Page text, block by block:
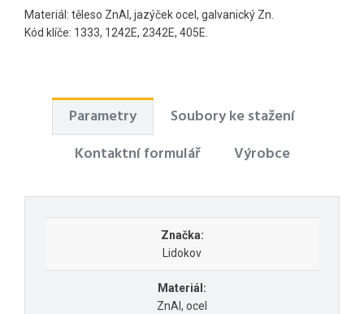
Materiál: těleso ZnAl, jazýček ocel, galvanický Zn.
Kód klíče: 1333, 1242E, 2342E, 405E.
Parametry
Soubory ke stažení
Kontaktní formulář
Výrobce
Značka:
Lidokov
Materiál:
ZnAl, ocel